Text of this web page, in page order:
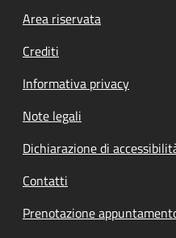
Footer menu
Area riservata
Crediti
Informativa privacy
Note legali
Dichiarazione di
Contatti
Prenotazione